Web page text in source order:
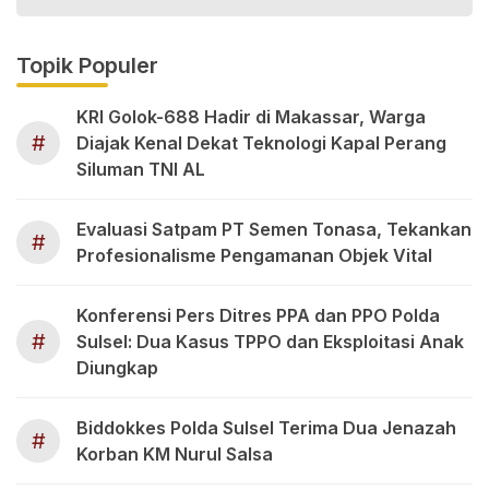
Topik Populer
#
KRI Golok-688 Hadir di Makassar, Warga
Diajak Kenal Dekat Teknologi Kapal Perang
Siluman TNI AL
#
Evaluasi Satpam PT Semen Tonasa, Tekankan
Profesionalisme Pengamanan Objek Vital
#
Konferensi Pers Ditres PPA dan PPO Polda
Sulsel: Dua Kasus TPPO dan Eksploitasi Anak
Diungkap
#
Biddokkes Polda Sulsel Terima Dua Jenazah
Korban KM Nurul Salsa